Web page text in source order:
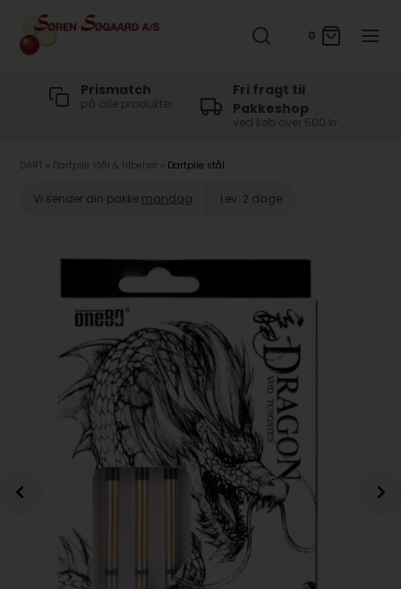
0
Prismatch
på alle produkter
Fri fragt til
Pakkeshop
ved køb over 500 kr
DART Dartpile stål & tilbehør Dartpile stål
Vi sender din pakke mandag Lev. 2 dage